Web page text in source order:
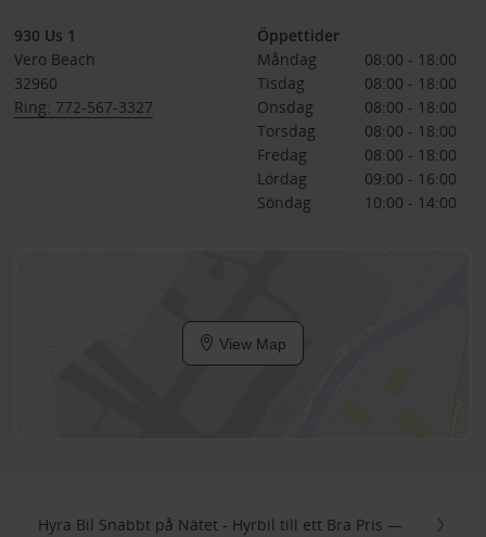
930 Us 1
Vero Beach
32960
Ring: 772-567-3327
Öppettider
Måndag
08:00 - 18:00
Tisdag
08:00 - 18:00
Onsdag
08:00 - 18:00
Torsdag
08:00 - 18:00
Fredag
08:00 - 18:00
Lördag
09:00 - 16:00
Söndag
10:00 - 14:00
View Map
Hyra Bil Snabbt på Nätet - Hyrbil till ett Bra Pris —